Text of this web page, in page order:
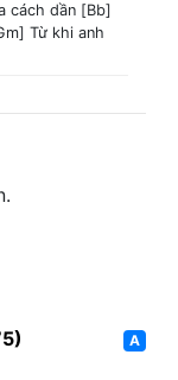
cách dần [Bb]
Từ khi anh
A